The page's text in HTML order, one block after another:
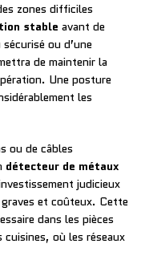
zones difficiles
stable avant de
ou d’une
de maintenir la
Une posture
les
ou de câbles
détecteur de métaux
judicieux
et coûteux. Cette
dans les pièces
cuisines, où les réseaux